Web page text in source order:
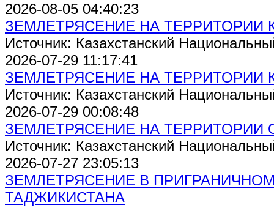
2026-08-05 04:40:23
ЗЕМЛЕТРЯСЕНИЕ НА ТЕРРИТОРИИ
Источник: Казахстанский
2026-07-29 11:17:41
ЗЕМЛЕТРЯСЕНИЕ НА ТЕРРИТОРИИ
Источник: Казахстанский
2026-07-29 00:08:48
ЗЕМЛЕТРЯСЕНИЕ НА
Источник: Казахстанский
2026-07-27 23:05:13
ЗЕМЛЕТРЯСЕНИЕ В
ТАДЖИКИСТАНА